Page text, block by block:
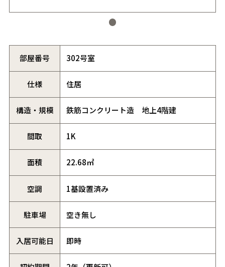
部屋番号 302号室
仕様 住居
構造・規模 鉄筋コンクリート造 地上4階建
間取 1K
面積 22.68㎡
空調 1基設置済み
駐車場 空き無し
入居可能日 即時